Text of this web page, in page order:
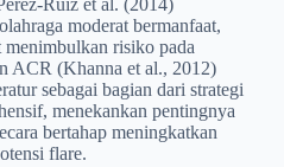
moderat bermanfaat,
menimbulkan risiko pada
ACR (Khanna et al., 2012)
sebagai bagian dari strategi
menekankan pentingnya
bertahap meningkatkan
flare.